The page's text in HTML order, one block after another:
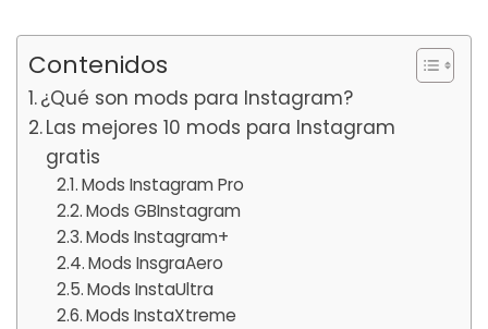
Contenidos
¿Qué son mods para Instagram?
Las mejores 10 mods para Instagram
gratis
Mods Instagram Pro
Mods GBInstagram
Mods Instagram+
Mods InsgraAero
Mods InstaUltra
Mods InstaXtreme